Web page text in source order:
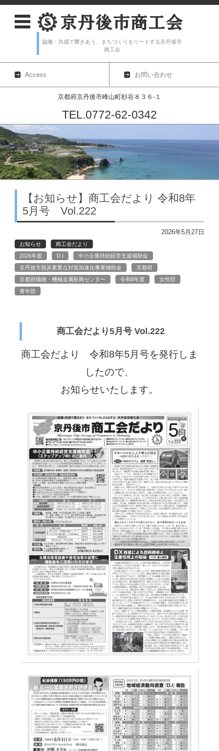
協働・共感で響きあう、まちづくりをリードする京丹後市
商工会
Access お問い合わせ
京都府京丹後市峰山町杉谷８３６-１
TEL.0772-62-0342
コンテンツに移動
【お知らせ】商工会だより 令和8年
5月号 Vol.222
2026年5月27日
お知らせ
商工会だより
2026年度
D.I
中小企業持続経営支援補助金
京丹後市脱炭素重点対策加速化事業補助金
京都府
京都府織物・機械金属振興センター
令和8年度
女性部
青年部
商工会だより5月号 Vol.222
商工会だより 令和8年5月号を発行しま
したので、
お知らせいたします。